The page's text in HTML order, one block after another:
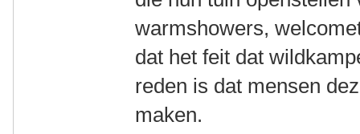
warmshowers,
dat het feit dat
reden is dat mensen
maken.